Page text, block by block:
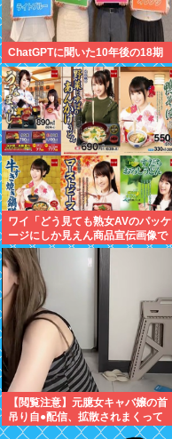
ChatGPTに聞いた10年後の18期
ワイ「どう見ても熟女AVのパッケ
ージにしか見えん商品宣伝画像で
も見るか...」
【閲覧注意】元臆女キャバ嬢の首
吊り自●配信、拡散されまくって
終わるwww